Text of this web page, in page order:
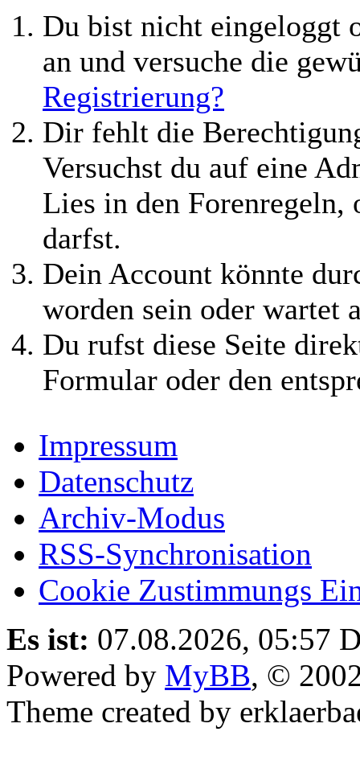
Du bist nicht eingeloggt
an und versuche die
Registrierung?
Dir fehlt die
Versuchst du auf eine
Lies in den Forenregeln,
darfst.
Dein Account könnte
worden sein oder wartet
Du rufst diese Seite
Formular oder den
Impressum
Datenschutz
Archiv-Modus
RSS-Synchronisation
Cookie Zustimmungs
Es ist: 07.08.2026, 05:57
Powered by MyBB, ©
Theme created by